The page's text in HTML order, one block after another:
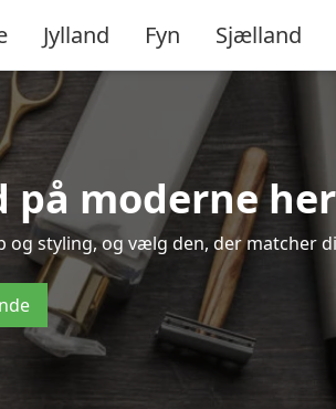
Jylland Fyn Sjælland
moderne
styling, og vælg den, der matcher